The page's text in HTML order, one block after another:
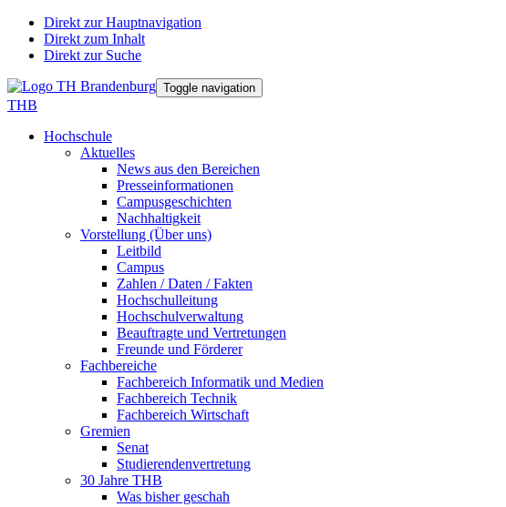
Direkt zur Hauptnavigation
Direkt zum Inhalt
Direkt zur Suche
Toggle navigation
THB
Hochschule
Aktuelles
News aus den Bereichen
Presseinformationen
Campusgeschichten
Nachhaltigkeit
Vorstellung (Über uns)
Leitbild
Campus
Zahlen / Daten / Fakten
Hochschulleitung
Hochschulverwaltung
Beauftragte und Vertretungen
Freunde und Förderer
Fachbereiche
Fachbereich Informatik und Medien
Fachbereich Technik
Fachbereich Wirtschaft
Gremien
Senat
Studierendenvertretung
30 Jahre THB
Was bisher geschah